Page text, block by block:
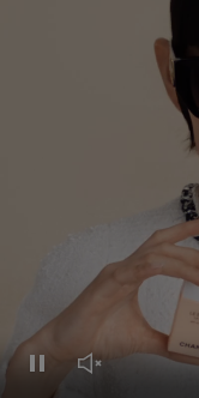
Mettere in pausa il
Rimettere